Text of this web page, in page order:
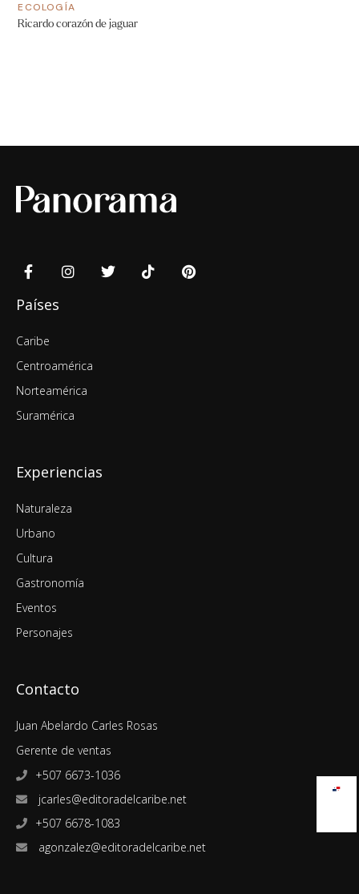
ECOLOGÍA
Ricardo corazón de jaguar
Países
Caribe
Centroamérica
Norteamérica
Suramérica
Experiencias
Naturaleza
Urbano
Cultura
Gastronomía
Eventos
Personajes
Contacto
Juan Abelardo Carles Rosas
Gerente de ventas
+507 6673-1036
jcarles@editoradelcaribe.net
+507 6678-1083
agonzalez@editoradelcaribe.net